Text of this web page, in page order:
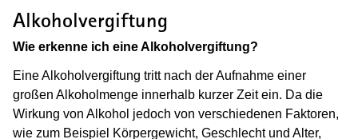
Alkoholvergiftung
Wie erkenne ich eine Alkoholvergiftung?
Eine Alkoholvergiftung tritt nach der Aufnahme einer
großen Alkoholmenge innerhalb kurzer Zeit ein. Da die
Wirkung von Alkohol jedoch von verschiedenen Faktoren,
wie zum Beispiel Körpergewicht, Geschlecht und Alter,